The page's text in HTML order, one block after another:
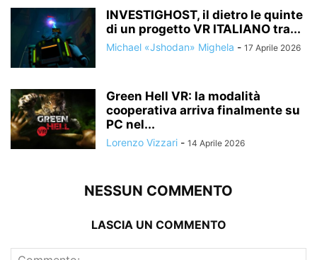
INVESTIGHOST, il dietro le quinte
di un progetto VR ITALIANO tra...
Michael «Jshodan» Mighela - 17 Aprile 2026
Green Hell VR: la modalità
cooperativa arriva finalmente su
PC nel...
Lorenzo Vizzari - 14 Aprile 2026
NESSUN COMMENTO
LASCIA UN COMMENTO